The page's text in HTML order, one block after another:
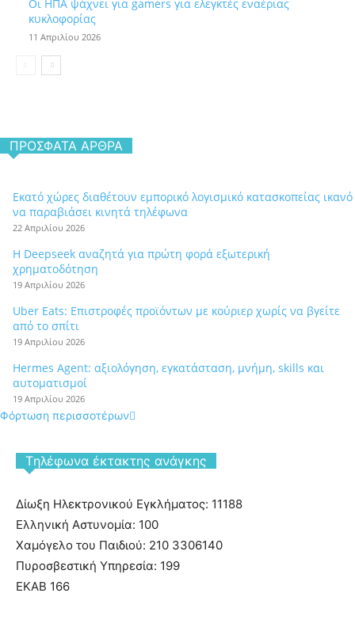
Οι ΗΠΑ ψάχνει για gamers για ελεγκτές εναέριας
κυκλοφορίας
11 Απριλίου 2026
ΠΡΌΣΦΑΤΑ ΆΡΘΡΑ
Εκατό χώρες διαθέτουν εμπορικό λογισμικό κατασκοπείας ικανό
να παραβιάσει κινητά τηλέφωνα
22 Απριλίου 2026
Η Deepseek αναζητά για πρώτη φορά εξωτερική
χρηματοδότηση
19 Απριλίου 2026
Uber Eats: Επιστροφές προϊόντων με κούριερ χωρίς να βγείτε
από το σπίτι
19 Απριλίου 2026
Hermes Agent: αξιολόγηση, εγκατάσταση, μνήμη, skills και
αυτοματισμοί
19 Απριλίου 2026
Φόρτωση περισσοτέρων
Tηλέφωνα έκτακτης ανάγκης
Δίωξη Ηλεκτρονικού Εγκλήματος: 11188
Ελληνική Αστυνομία: 100
Χαμόγελο του Παιδιού: 210 3306140
Πυροσβεστική Υπηρεσία: 199
ΕΚΑΒ 166